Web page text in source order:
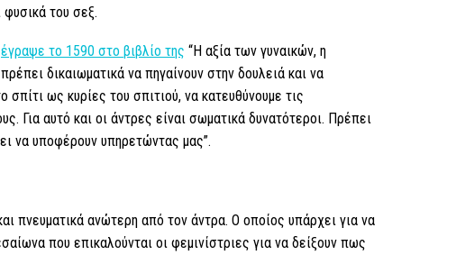
του σεξ.
έγραψε το 1590 στο βιβλίο της “Η αξία των γυναικών, η
δικαιωματικά να πηγαίνουν στην δουλειά και να
ως κυρίες του σπιτιού, να κατευθύνουμε τις
Για αυτό και οι άντρες είναι σωματικά δυνατότεροι. Πρέπει
να υποφέρουν υπηρετώντας μας”.
πνευματικά ανώτερη από τον άντρα. Ο οποίος υπάρχει για να
που επικαλούνται οι φεμινίστριες για να δείξουν πως